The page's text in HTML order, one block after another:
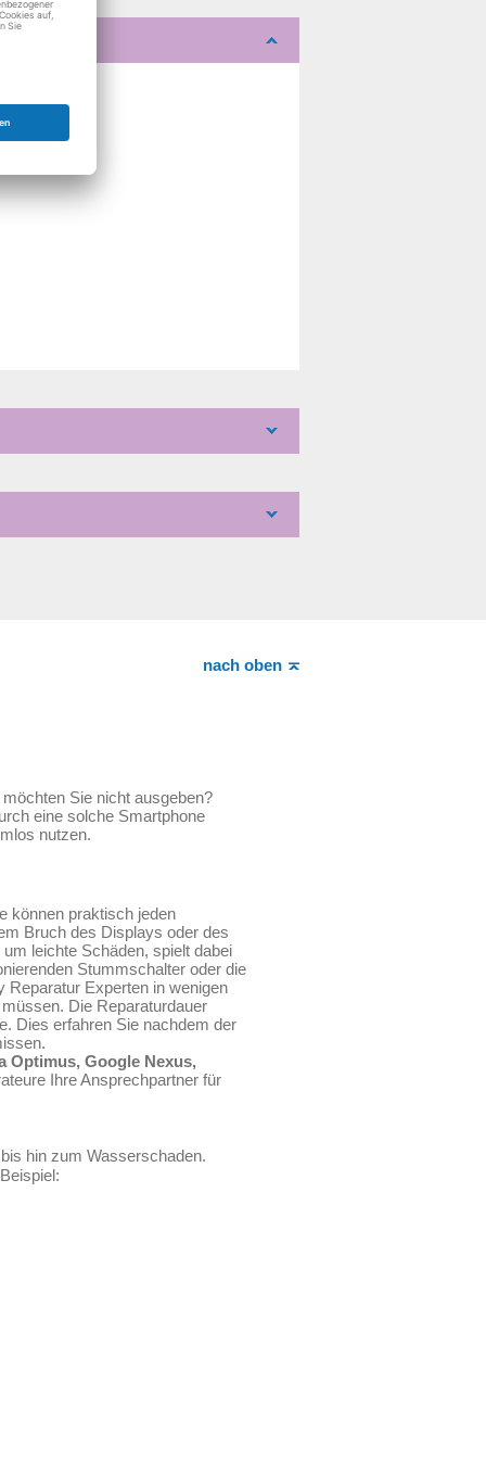
nach oben
Sie nicht ausgeben?
eine solche Smartphone
nutzen.
können praktisch jeden
Bruch des Displays oder des
leichte Schäden, spielt dabei
Stummschalter oder die
Reparatur Experten in wenigen
Die Reparaturdauer
Dies erfahren Sie nachdem der
Optimus, Google Nexus,
Ihre Ansprechpartner für
hin zum Wasserschaden.